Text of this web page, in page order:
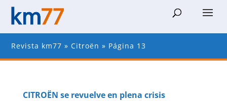
Revista km77 » Citroën » Página 13
CITROËN se revuelve en plena crisis